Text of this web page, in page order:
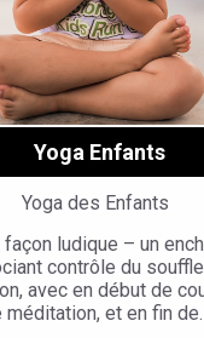
Yoga Enfants
Yoga des Enfants
ludique – un
contrôle du souffle
avec en début de
méditation, et en fin